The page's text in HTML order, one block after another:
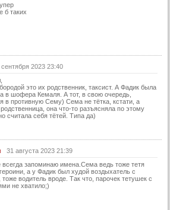
б таких
сентября 2023 23:40
это их родственник, таксист. А Фадик была
в шофера Кемаля. А тот, в свою очередь,
в противную Сему) Сема не тётка, кстати, а
родственница, она что-то разъясняла по этому
считала себя тётей. Типа да)
31 августа 2023 21:39
всегда запоминаю имена.Сема ведь тоже тетя
а у Фадик был худой воздыхатель с
тоже водитель вроде. Так что, парочек тетушек с
не хватило;)